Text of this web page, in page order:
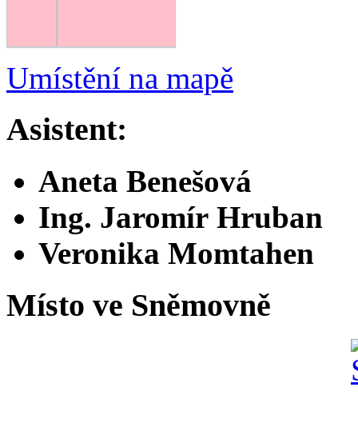
Umístění na mapě
Asistent:
Aneta Benešová
Ing. Jaromír Hruban
Veronika Momtahen
Místo ve Sněmovně